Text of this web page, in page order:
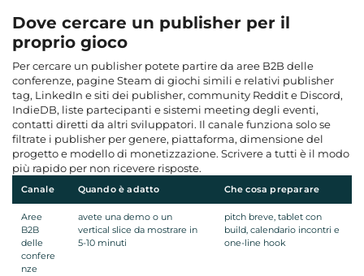
Dove cercare un publisher per il
proprio gioco
Per cercare un publisher potete partire da aree B2B delle
conferenze, pagine Steam di giochi simili e relativi publisher
tag, LinkedIn e siti dei publisher, community Reddit e Discord,
IndieDB, liste partecipanti e sistemi meeting degli eventi,
contatti diretti da altri sviluppatori. Il canale funziona solo se
filtrate i publisher per genere, piattaforma, dimensione del
progetto e modello di monetizzazione. Scrivere a tutti è il modo
più rapido per non ricevere risposte.
Canale Quando è adatto Che cosa preparare
Aree
B2B
delle
confere
nze
avete una demo o un
vertical slice da mostrare in
5-10 minuti
pitch breve, tablet con
build, calendario incontri e
one-line hook